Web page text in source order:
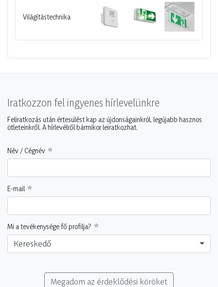
Világítástechnika
Iratkozzon fel ingyenes hírlevelünkre
Feliratkozás után értesülést kap az újdonságainkról, legújabb hasznos
ötleteinkről. A hírlevélről bármikor leiratkozhat.
Név / Cégnév
E-mail
Mi a tevékenysége fő profilja?
Kereskedő
Megadom az érdeklődési köröket